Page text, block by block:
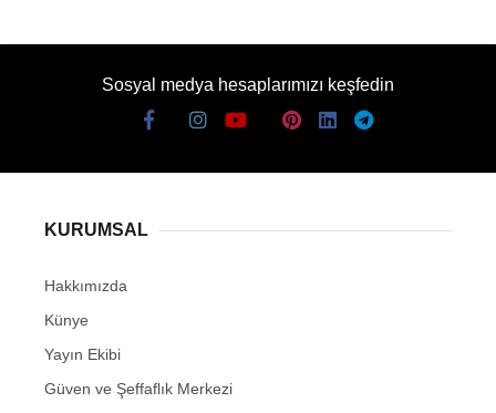
Sosyal medya hesaplarımızı keşfedin
KURUMSAL
Hakkımızda
Künye
Yayın Ekibi
Güven ve Şeffaflık Merkezi